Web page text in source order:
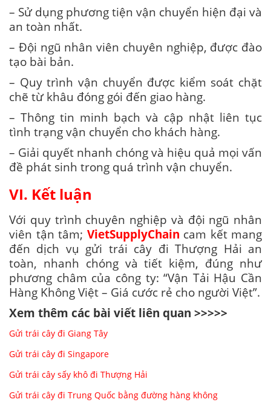
– Sử dụng phương tiện vận chuyển hiện đại và
an toàn nhất.
– Đội ngũ nhân viên chuyên nghiệp, được đào
tạo bài bản.
– Quy trình vận chuyển được kiểm soát chặt
chẽ từ khâu đóng gói đến giao hàng.
– Thông tin minh bạch và cập nhật liên tục
tình trạng vận chuyển cho khách hàng.
– Giải quyết nhanh chóng và hiệu quả mọi vấn
đề phát sinh trong quá trình vận chuyển.
VI. Kết luận
Với quy trình chuyên nghiệp và đội ngũ nhân
viên tận tâm; VietSupplyChain cam kết mang
đến dịch vụ gửi trái cây đi Thượng Hải an
toàn, nhanh chóng và tiết kiệm, đúng như
phương châm của công ty: “Vận Tải Hậu Cần
Hàng Không Việt – Giá cước rẻ cho người Việt”.
Xem thêm các bài viết liên quan >>>>>
Gửi trái cây đi Giang Tây
Gửi trái cây đi Singapore
Gửi trái cây sấy khô đi Thượng Hải
Gửi trái cây đi Trung Quốc bằng đường hàng không